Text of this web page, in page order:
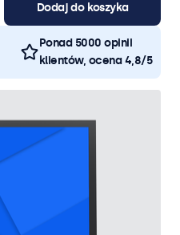
Dodaj do koszyka
Ponad 5000 opinii
klientów, ocena 4,8/5